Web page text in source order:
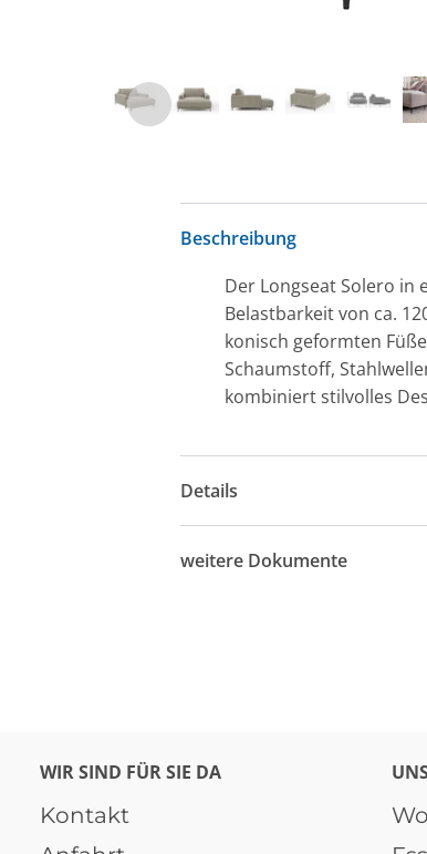
Beschreibung
Der Longseat Solero in
Belastbarkeit von ca.
konisch geformten
Schaumstoff,
kombiniert stilvolles
Details
weitere Dokumente
WIR SIND FÜR SIE DA
Kontakt